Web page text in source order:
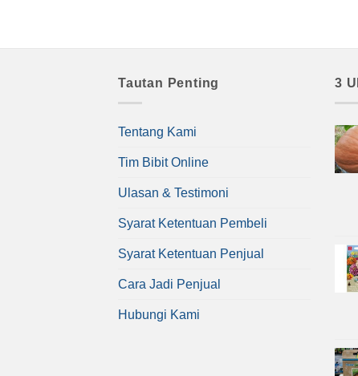
Tautan Penting
Tentang Kami
Tim Bibit Online
Ulasan & Testimoni
Syarat Ketentuan Pembeli
Syarat Ketentuan Penjual
Cara Jadi Penjual
Hubungi Kami
3